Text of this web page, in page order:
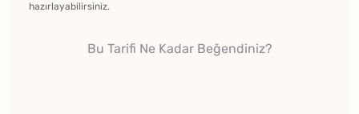
hazırlayabilirsiniz.
Bu Tarifi Ne Kadar Beğendiniz?